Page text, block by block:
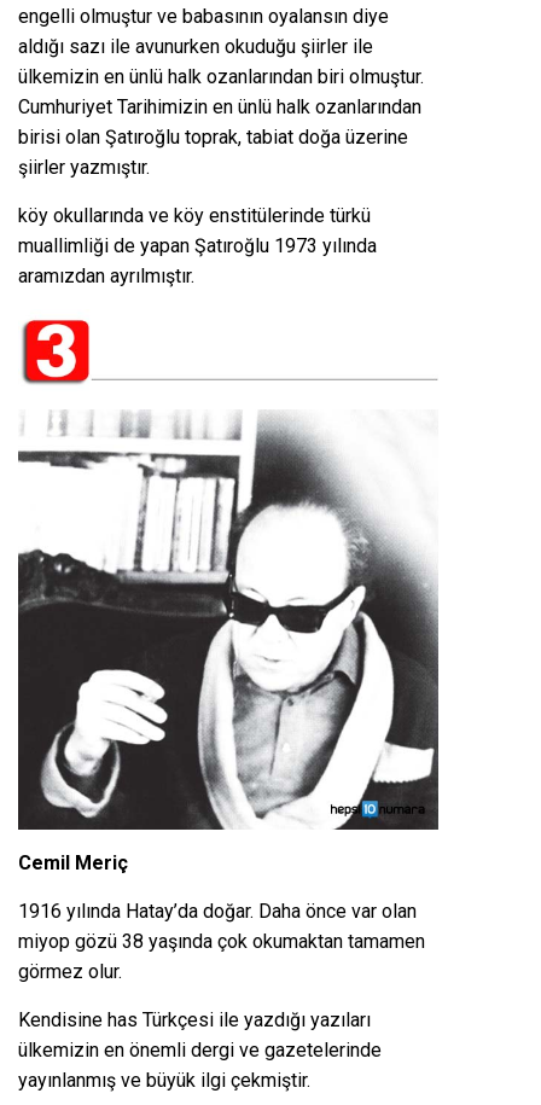
engelli olmuştur ve babasının oyalansın diye
aldığı sazı ile avunurken okuduğu şiirler ile
ülkemizin en ünlü halk ozanlarından biri olmuştur.
Cumhuriyet Tarihimizin en ünlü halk ozanlarından
birisi olan Şatıroğlu toprak, tabiat doğa üzerine
şiirler yazmıştır.
köy okullarında ve köy enstitülerinde türkü
muallimliği de yapan Şatıroğlu 1973 yılında
aramızdan ayrılmıştır.
Cemil Meriç
1916 yılında Hatay’da doğar. Daha önce var olan
miyop gözü 38 yaşında çok okumaktan tamamen
görmez olur.
Kendisine has Türkçesi ile yazdığı yazıları
ülkemizin en önemli dergi ve gazetelerinde
yayınlanmış ve büyük ilgi çekmiştir.